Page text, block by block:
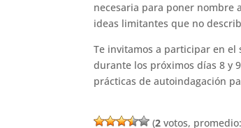
necesaria para poner nombre
ideas limitantes que no
Te invitamos a participar en
durante los próximos días 8 y
prácticas de autoindagación
(2 votos,